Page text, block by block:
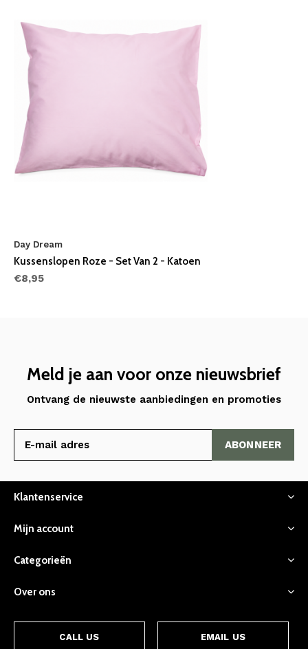
Day Dream
Kussenslopen Roze - Set Van 2 - Katoen
€8,95
Meld je aan voor onze nieuwsbrief
Ontvang de nieuwste aanbiedingen en promoties
ABONNEER
Klantenservice
Mijn account
Categorieën
Over ons
CALL US EMAIL US